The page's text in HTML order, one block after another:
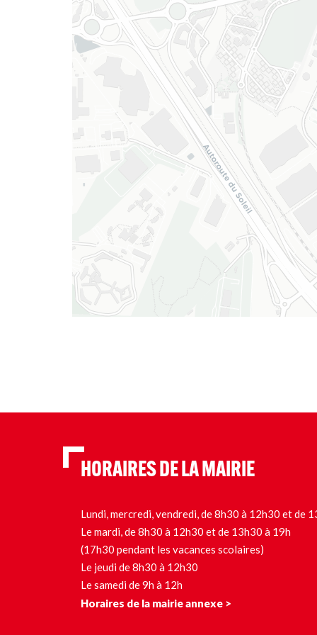
HORAIRES DE LA MAIRIE
Lundi, mercredi, vendredi, de 8h30 à 12h30 et de
Le mardi, de 8h30 à 12h30 et de 13h30 à 19h
(17h30 pendant les vacances scolaires)
Le jeudi de 8h30 à 12h30
Le samedi de 9h à 12h
Horaires de la mairie annexe >